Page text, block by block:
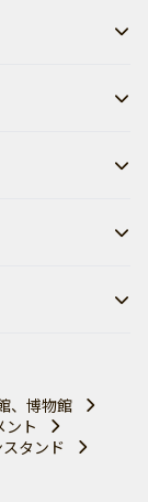
、博物館
ント
タンド